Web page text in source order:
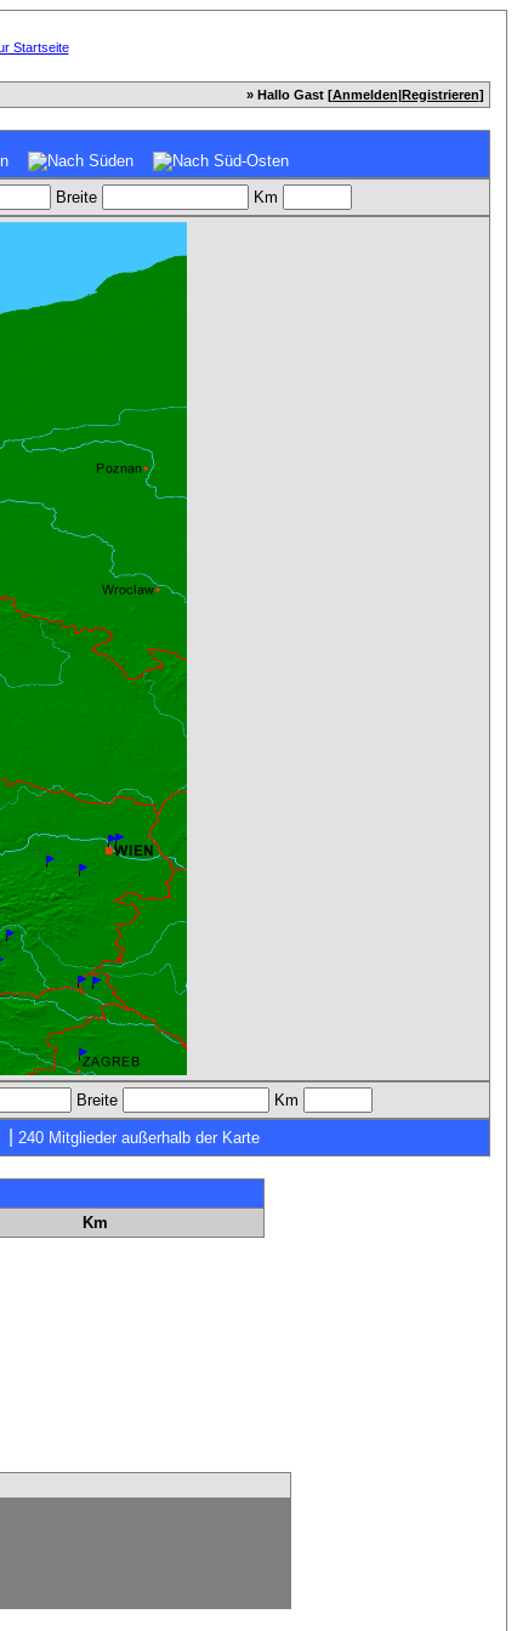
» Hallo Gast [Anmelden|Registrieren]
Breite Km
Breite Km
240 Mitglieder außerhalb der Karte
Km